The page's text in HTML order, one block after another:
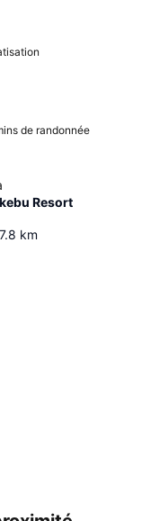
de randonnée
Resort
km